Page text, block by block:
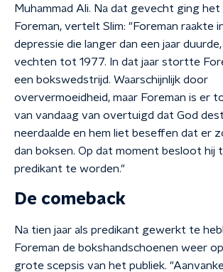
Muhammad Ali. Na dat gevecht ging
Foreman, vertelt Slim: "Foreman raakte
depressie die langer dan een jaar
vechten tot 1977. In dat jaar stortte
een bokswedstrijd. Waarschijnlijk door
oververmoeidheid, maar Foreman is er
van vandaag van overtuigd dat God
neerdaalde en hem liet beseffen dat er
dan boksen. Op dat moment besloot hij
predikant te worden."
De comeback
Na tien jaar als predikant gewerkt te
Foreman de bokshandschoenen weer
grote scepsis van het publiek.